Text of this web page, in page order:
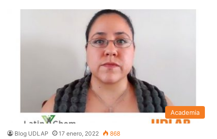
Academia
Blog UDLAP 17 enero, 2022 868